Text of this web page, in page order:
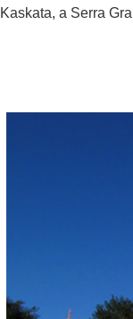
a Serra